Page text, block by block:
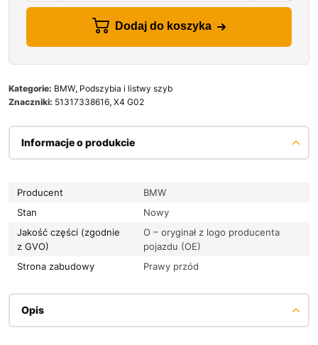
Dodaj do koszyka
Kategorie: BMW, Podszybia i listwy szyb
Znaczniki: 51317338616, X4 G02
Informacje o produkcie
Producent
BMW
Stan
Nowy
Jakość części (zgodnie
z GVO)
O – oryginał z logo producenta
pojazdu (OE)
Strona zabudowy
Prawy przód
Opis